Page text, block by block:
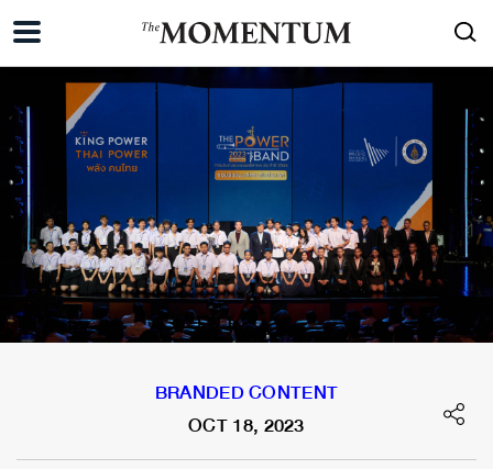
BRANDED CONTENT
OCT 18, 2023